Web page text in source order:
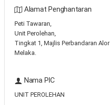
Alamat Penghantaran
Peti Tawaran,
Unit Perolehan,
Tingkat 1, Majlis Perbandaran
Melaka.
Nama PIC
UNIT PEROLEHAN